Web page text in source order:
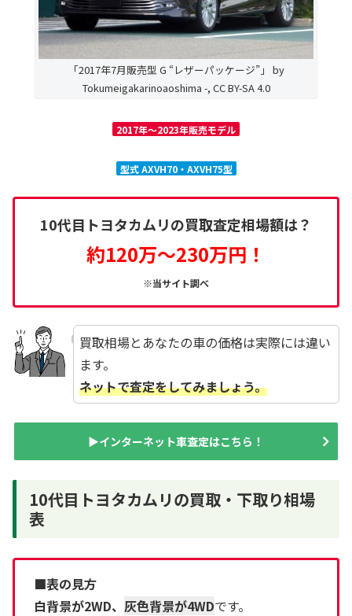
「2017年7月販売型 G “レザーパッケージ”」 by
Tokumeigakarinoaoshima -, CC BY-SA 4.0
2017年～2023年販売モデル
型式 AXVH70・AXVH75型
10代目トヨタカムリの買取査定相場額は？
約120万～230万円！
※当サイト調べ
買取相場とあなたの車の価格は実際には違い
ます。
ネットで査定をしてみましょう。
▶インターネット車査定はこちら！
10代目トヨタカムリの買取・下取り相場
表
■表の見方
白背景が2WD、 灰色背景が4WDです。